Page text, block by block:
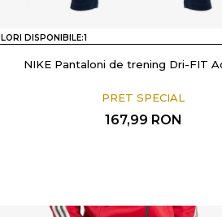
DISPONIBILE:1
NIKE Pantaloni de trening Dri-FIT
PRET SPECIAL
167,99 RON